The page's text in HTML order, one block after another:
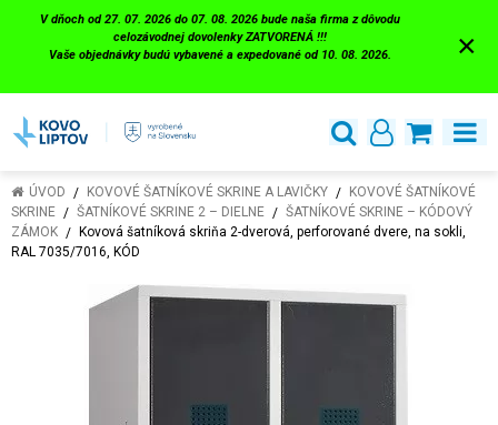
V dňoch od 27. 07. 2026 do 07. 08. 2026 bude naša firma z dôvodu
celozávodnej dovolenky ZATVORENÁ !!!
Vaše objednávky budú vybavené a expedované od 10. 08. 2026.
×
ÚVOD KOVOVÉ ŠATNÍKOVÉ SKRINE A LAVIČKY
KOVOVÉ ŠATNÍKOVÉ
SKRINE
ŠATNÍKOVÉ SKRINE 2 – DIELNE
ŠATNÍKOVÉ SKRINE – KÓDOVÝ
ZÁMOK
Kovová šatníková skriňa 2-dverová, perforované dvere, na sokli,
RAL 7035/7016, KÓD